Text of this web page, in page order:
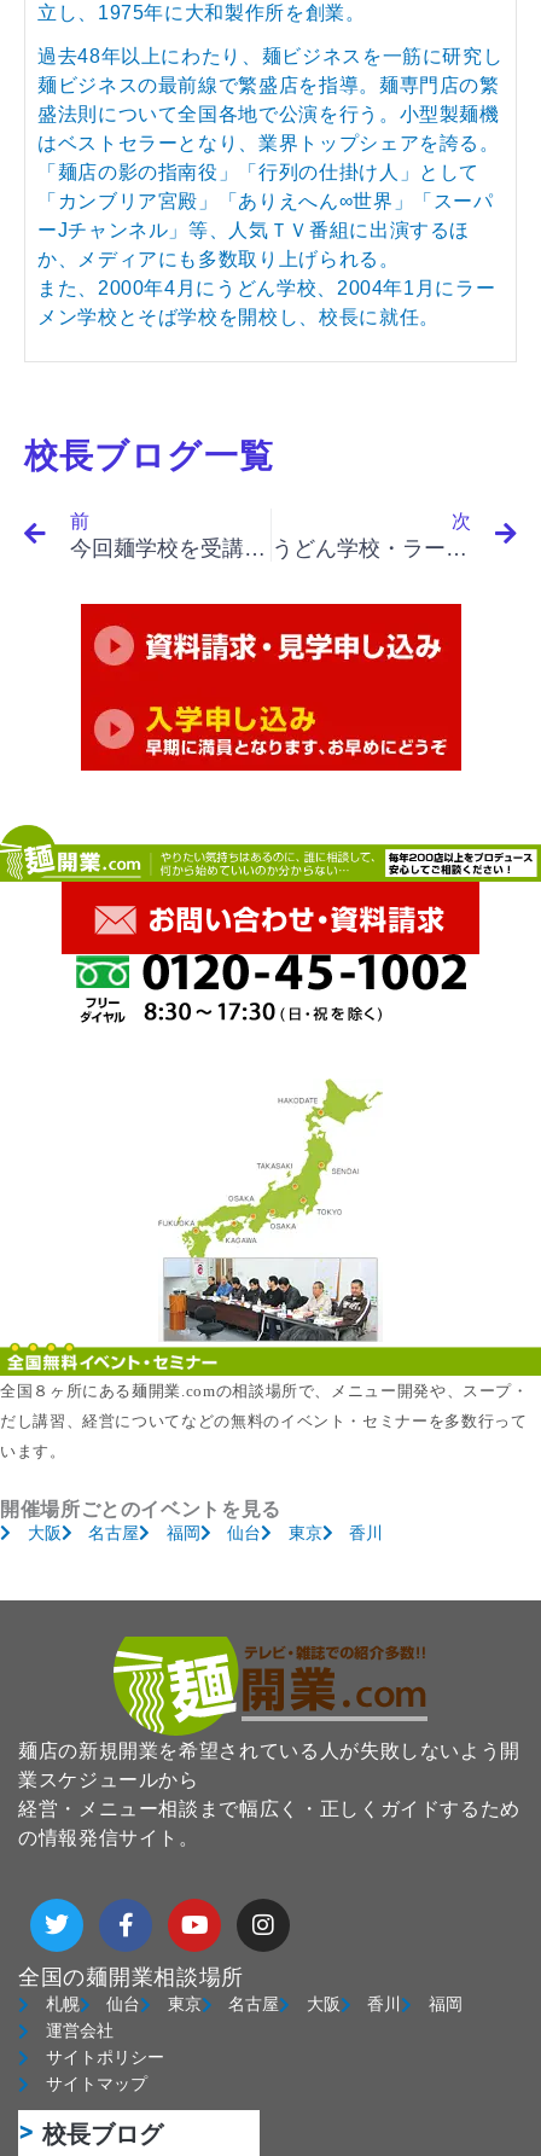
立し、1975年に大和製作所を創業。
過去48年以上にわたり、麺ビジネスを一筋に研究し
麺ビジネスの最前線で繁盛店を指導。麺専門店の繁
盛法則について全国各地で公演を行う。小型製麺機
はベストセラーとなり、業界トップシェアを誇る。
「麺店の影の指南役」「行列の仕掛け人」として
「カンブリア宮殿」「ありえへん∞世界」「スーパ
ーJチャンネル」等、人気ＴＶ番組に出演するほ
か、メディアにも多数取り上げられる。
また、2000年4月にうどん学校、2004年1月にラー
メン学校とそば学校を開校し、校長に就任。
校長ブログ一覧
前
今回麺学校を受講した事で、基本の流れが良く分かりました。
次
うどん学校・ラーメン学校・そば学校・パスタ学校で開業&成果アップ｜「イノベーションと起業家精神」「分析と知覚の役割、原因はわからなくても良い」
全国８ヶ所にある麺開業.comの相談場所で、メニュー開発や、スープ・
だし講習、経営についてなどの無料のイベント・セミナーを多数行って
います。
開催場所ごとのイベントを見る
大阪 名古屋 福岡 仙台 東京 香川
麺店の新規開業を希望されている人が失敗しないよう開
業スケジュールから
経営・メニュー相談まで幅広く・正しくガイドするため
の情報発信サイト。
T
w
i
t
t
e
r
F
a
c
e
b
o
k
-
f
Y
o
u
t
u
b
I
n
s
a
g
全国の麺開業相談場所
札幌 仙台 東京 名古屋 大阪 香川
福岡
運営会社
サイトポリシー
サイトマップ
校長ブログ